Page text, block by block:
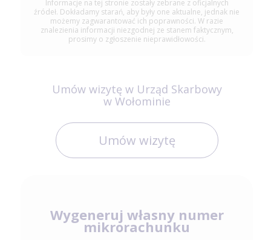
Informacje na tej stronie zostały zebrane z oficjalnych
źródeł. Dokładamy starań, aby były one aktualne, jednak nie
możemy zagwarantować ich poprawności. W razie
znalezienia informacji niezgodnej ze stanem faktycznym,
prosimy o zgłoszenie nieprawidłowości.
Umów wizytę w Urząd Skarbowy
w Wołominie
Umów wizytę
Wygeneruj własny numer
mikrorachunku